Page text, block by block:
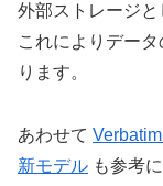
外部ストレージと
これによりデー
ります。
あわせて
新モデル も参考